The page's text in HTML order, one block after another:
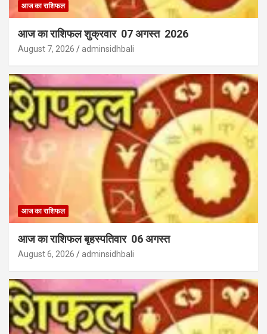
आज का राशिफल
आज का राशिफल शुक्रवार 07 अगस्त 2026
August 7, 2026 adminsidhbali
आज का राशिफल
आज का राशिफल बृहस्पतिवार 06 अगस्त
August 6, 2026 adminsidhbali